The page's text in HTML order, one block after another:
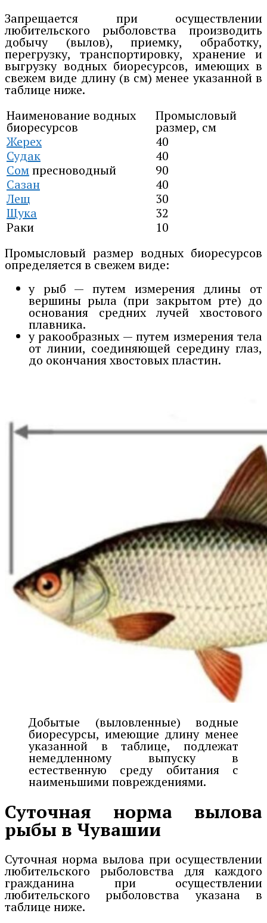
Запрещается при осуществлении
любительского рыболовства производить
добычу (вылов), приемку, обработку,
перегрузку, транспортировку, хранение и
выгрузку водных биоресурсов, имеющих в
свежем виде длину (в см) менее указанной в
таблице ниже.
Наименование водных
биоресурсов
Промысловый
размер, см
Жерех
40
Судак
40
Сомпресноводный
90
Сазан
40
Лещ
30
Щука
32
Раки
10
Промысловый размер водных биоресурсов
определяется в свежем виде:
у рыб — путем измерения длины от
вершины рыла (при закрытом рте) до
основания средних лучей хвостового
плавника.
у ракообразных — путем измерения тела
от линии, соединяющей середину глаз,
до окончания хвостовых пластин.
Добытые (выловленные) водные
биоресурсы, имеющие длину менее
указанной в таблице, подлежат
немедленному выпуску в
естественную среду обитания с
наименьшими повреждениями.
Суточная норма вылова
рыбы в Чувашии
Суточная норма вылова при осуществлении
любительского рыболовства для каждого
гражданина при осуществлении
любительского рыболовства указана в
таблице ниже.